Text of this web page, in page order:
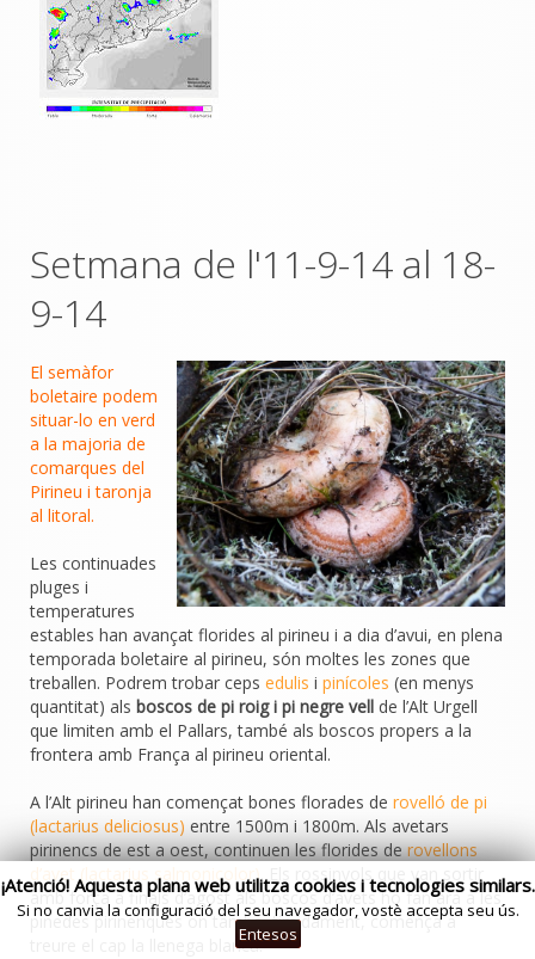
Setmana de l'11-9-14 al 18-
9-14
El semàfor
boletaire podem
situar-lo en verd
a la majoria de
comarques del
Pirineu i taronja
al litoral.
Les continuades
pluges i
temperatures
estables han avançat florides al pirineu i a dia d’avui, en plena
temporada boletaire al pirineu, són moltes les zones que
treballen. Podrem trobar ceps edulis i pinícoles (en menys
quantitat) als boscos de pi roig i pi negre vell de l’Alt Urgell
que limiten amb el Pallars, també als boscos propers a la
frontera amb França al pirineu oriental.
A l’Alt pirineu han començat bones florades de rovelló de pi
(lactarius deliciosus) entre 1500m i 1800m. Als avetars
pirinencs de est a oest, continuen les florides derovellons
d’avet (lactarius salmonicolor). Els rossinyols que van sortir
amb força a finals d’agost als boscos d’avets ho fan ara a les
pinedes pirinenques on també, tímidament, comença a
treure el cap la llenega blanca.
¡Atenció! Aquesta plana web utilitza cookies i tecnologies similars.
Si no canvia la configuració del seu navegador, vostè accepta seu ús.
Entesos